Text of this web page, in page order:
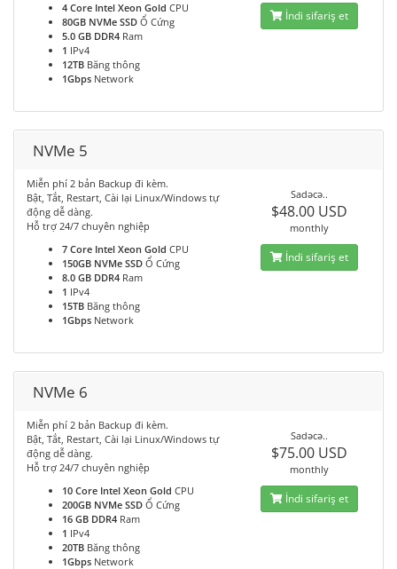
4 Core Intel Xeon Gold CPU
80GB NVMe SSD Ổ Cứng
5.0 GB DDR4 Ram
1 IPv4
12TB Băng thông
1Gbps Network
İndi sifariş et
NVMe 5
Miễn phí 2 bản Backup đi kèm.
Bật, Tắt, Restart, Cài lại Linux/Windows tự
động dễ dàng.
Hỗ trợ 24/7 chuyên nghiệp
7 Core Intel Xeon Gold CPU
150GB NVMe SSD Ổ Cứng
8.0 GB DDR4 Ram
1 IPv4
15TB Băng thông
1Gbps Network
Sadəcə..
$48.00 USD
monthly
İndi sifariş et
NVMe 6
Miễn phí 2 bản Backup đi kèm.
Bật, Tắt, Restart, Cài lại Linux/Windows tự
động dễ dàng.
Hỗ trợ 24/7 chuyên nghiệp
10 Core Intel Xeon Gold CPU
200GB NVMe SSD Ổ Cứng
16 GB DDR4 Ram
1 IPv4
20TB Băng thông
1Gbps Network
Sadəcə..
$75.00 USD
monthly
İndi sifariş et